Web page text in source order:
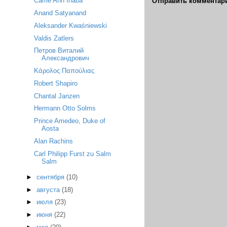
Anand Satyanand
Aleksander Kwaśniewski
Valdis Zatlers
Петров Виталий
Александрович
Κάρολος Παπούλιας
Robert Shapiro
Chantal Janzen
Hermann Otto Solms
Prince Amedeo, Duke of
Aosta
Alan Rachins
Carl Philipp Furst zu Salm
Salm
► сентября (10)
► августа (18)
► июля (23)
► июня (22)